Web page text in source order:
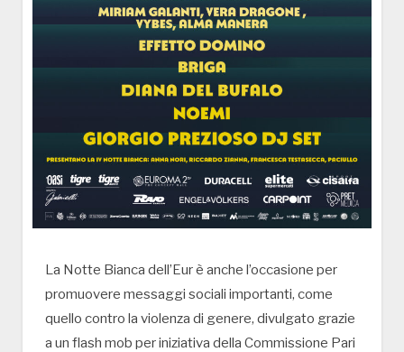
La Notte Bianca dell’Eur è anche l’occasione per
promuovere messaggi sociali importanti, come
quello contro la violenza di genere, divulgato grazie
a un flash mob per iniziativa della Commissione Pari